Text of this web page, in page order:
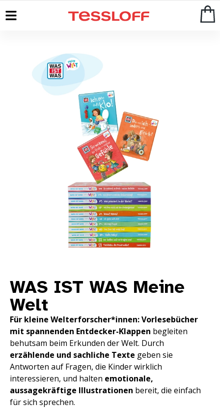
Start WAS IST WAS > Meine Welt
WAS IST WAS Meine
Welt
Für kleine Welterforscher*innen:Vorlesebücher
mit spannenden Entdecker-Klappen begleiten
behutsam beim Erkunden der Welt. Durch
erzählende und sachliche Texte geben sie
Antworten auf Fragen, die Kinder wirklich
interessieren, und halten emotionale,
aussagekräftige Illustrationen bereit, die einfach
für sich sprechen.